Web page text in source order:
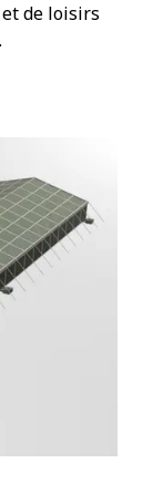
de loisirs